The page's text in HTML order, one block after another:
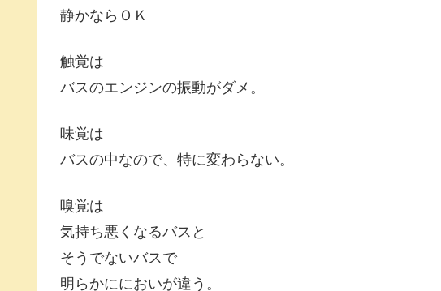
静かならＯＫ
触覚は
バスのエンジンの振動がダメ。
味覚は
バスの中なので、特に変わらない。
嗅覚は
気持ち悪くなるバスと
そうでないバスで
明らかににおいが違う。